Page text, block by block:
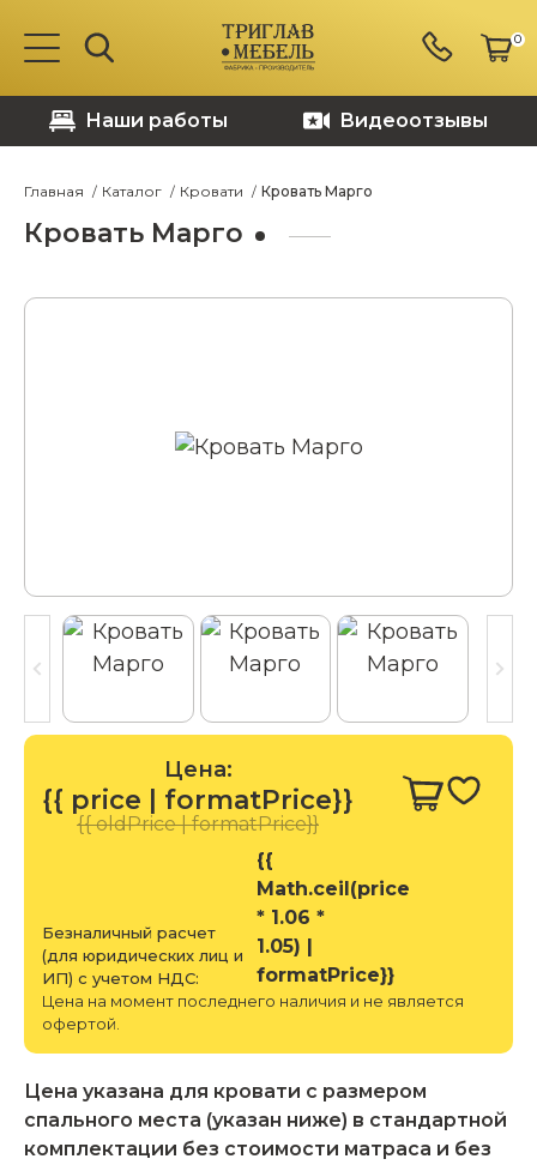
0
Наши работы Видеоотзывы
Главная Каталог Кровати Кровать Марго
Кровать Марго
Цена:
{{ price | formatPrice}}
{{ oldPrice | formatPrice}}
Безналичный расчет
(для юридических лиц и
ИП) с учетом НДС:
{{
Math.ceil(price
* 1.06 *
1.05) |
formatPrice}}
Цена на момент последнего наличия и не является
офертой.
Цена указана для кровати с размером
спального места (указан ниже) в стандартной
комплектации без стоимости матраса и без